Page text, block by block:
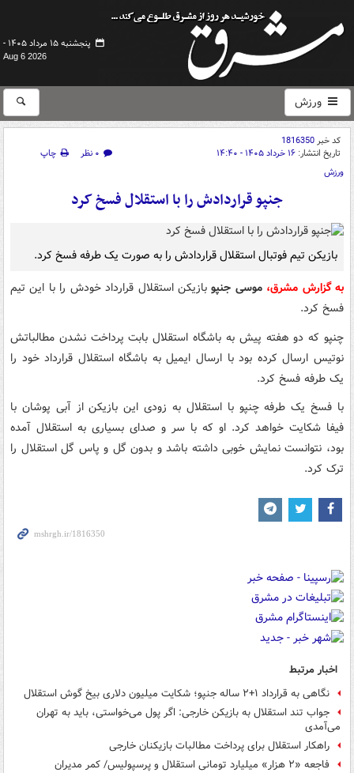
پنجشنبه ۱۵ مرداد ۱۴۰۵ -
Aug 6 2026
ورزش
کد خبر1816350
تاریخ انتشار: ۱۶ خرداد ۱۴۰۵ - ۱۴:۴۰ ۰ نظر
چاپ
ورزش
جنپو قراردادش را با استقلال فسخ کرد
بازیکن تیم فوتبال استقلال قراردادش را به صورت یک طرفه فسخ کرد.
به گزارش مشرق،موسی جنپوبازیکن استقلال قرارداد خودش را با این تیم
فسخ کرد.
چنپو که دو هفته پیش به باشگاه استقلال بابت پرداخت نشدن مطالباتش
نوتیس ارسال کرده بود با ارسال ایمیل به باشگاه استقلال قرارداد خود را
یک طرفه فسخ کرد.
با فسخ یک طرفه چنپو با استقلال به زودی این بازیکن از آبی پوشان با
فیفا شکایت خواهد کرد. او که با سر و صدای بسیاری به استقلال آمده
بود، نتوانست نمایش خوبی داشته باشد و بدون گل و پاس گل استقلال را
ترک کرد.
اخبار مرتبط
نگاهی به قرارداد ۱+۲ ساله جنپو؛ شکایت میلیون دلاری بیخ گوش استقلال
جواب تند استقلال به بازیکن خارجی: اگر پول می‌خواستی، باید به تهران
می‌آمدی
راهکار استقلال برای پرداخت مطالبات بازیکنان خارجی
فاجعه «۲ هزار» میلیارد تومانی استقلال و پرسپولیس/ کمر مدیران